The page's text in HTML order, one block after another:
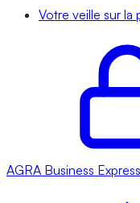
Votre veille sur
AGRA Business Express